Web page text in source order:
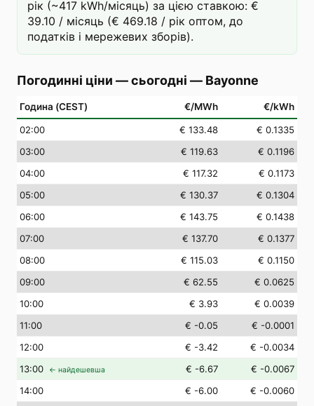
рік (~417 kWh/місяць) за цією ставкою: €
39.10 / місяць (€ 469.18 / рік оптом, до
податків і мережевих зборів).
Погодинні ціни — сьогодні — Bayonne
Година (CEST) €/MWh €/kWh
02:00 € 133.48
€ 0.1335
03:00 € 119.63
€ 0.1196
04:00 € 117.32
€ 0.1173
05:00 € 130.37
€ 0.1304
06:00 € 143.75
€ 0.1438
07:00 € 137.70
€ 0.1377
08:00 € 115.03
€ 0.1150
09:00 € 62.55
€ 0.0625
10:00 € 3.93
€ 0.0039
11:00 € -0.05
€ -0.0001
12:00 € -3.42
€ -0.0034
13:00 ← найдешевша € -6.67
€ -0.0067
14:00 € -6.00
€ -0.0060